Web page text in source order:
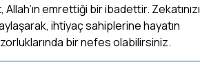
Allah’ın emrettiği bir ibadettir. Zekatınızı
ihtiyaç sahiplerine hayatın
zorluklarında bir nefes olabilirsiniz.